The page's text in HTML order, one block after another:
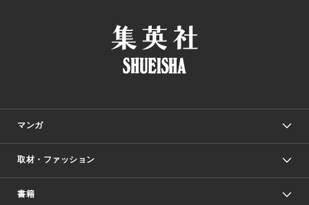
マンガ
少年マンガ
取材・ファッション
書籍